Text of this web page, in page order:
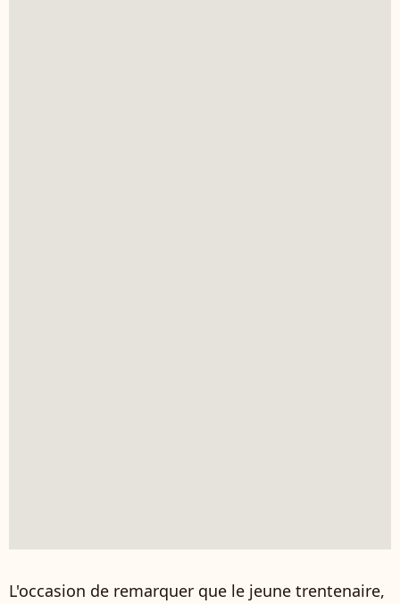
L'occasion de remarquer que le jeune trentenaire,